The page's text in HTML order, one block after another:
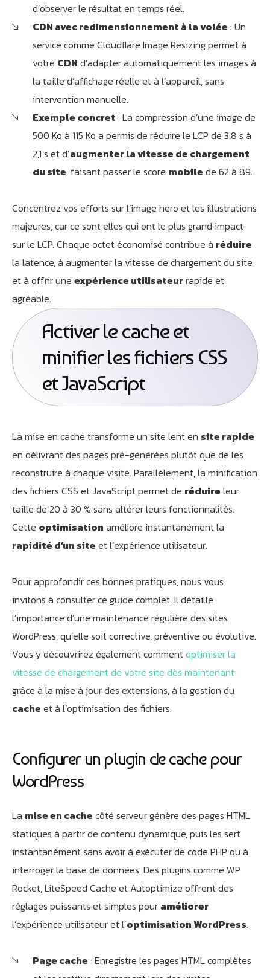
d’observer le résultat en temps réel.
CDN avec redimensionnement à la volée : Un
service comme Cloudflare Image Resizing permet à
votre CDN d’adapter automatiquement les images à
la taille d’affichage réelle et à l’appareil, sans
intervention manuelle.
Exemple concret : La compression d’une image de
500 Ko à 115 Ko a permis de réduire le LCP de 3,8 s à
2,1 s et d’augmenter la vitesse de chargement
du site, faisant passer le score mobile de 62 à 89.
Concentrez vos efforts sur l’image hero et les illustrations
majeures, car ce sont elles qui ont le plus grand impact
sur le LCP. Chaque octet économisé contribue à réduire
la latence, à augmenter la vitesse de chargement du site
et à offrir une expérience utilisateurrapide et
agréable.
Activer le cache et
minifier les fichiers CSS
et JavaScript
La mise en cache transforme un site lent en site rapide
en délivrant des pages pré-générées plutôt que de les
reconstruire à chaque visite. Parallèlement, la minification
des fichiers CSS et JavaScript permet de réduire leur
taille de 20 à 30 % sans altérer leurs fonctionnalités.
Cette optimisation améliore instantanément la
rapidité d’un site et l’expérience utilisateur.
Pour approfondir ces bonnes pratiques, nous vous
invitons à consulter ce guide complet. Il détaille
l’importance d’une maintenance régulière des sites
WordPress, qu’elle soit corrective, préventive ou évolutive.
Vous y découvrirez également commentoptimiser la
vitesse de chargement de votre site dès maintenant
grâce à la mise à jour des extensions, à la gestion du
cache et à l’optimisation des fichiers.
Configurer un plugin de cache pour
WordPress
La mise en cache côté serveur génère des pages HTML
statiques à partir de contenu dynamique, puis les sert
instantanément sans avoir à exécuter de code PHP ou à
interroger la base de données. Des plugins comme WP
Rocket, LiteSpeed Cache et Autoptimize offrent des
réglages puissants et simples pour améliorer
l’expérience utilisateur et l’optimisation WordPress.
Page cache : Enregistre les pages HTML complètes